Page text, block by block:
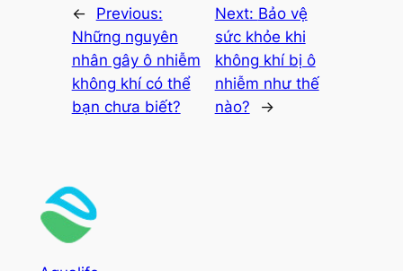
←
Previous:
Những nguyên
nhân gây ô nhiễm
không khí có thể
bạn chưa biết?
Next: Bảo vệ
sức khỏe khi
không khí bị ô
nhiễm như thế
nào?
→